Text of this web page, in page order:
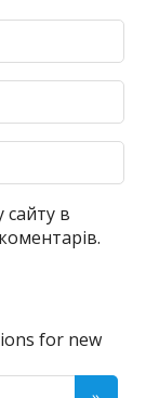
сайту в
for new